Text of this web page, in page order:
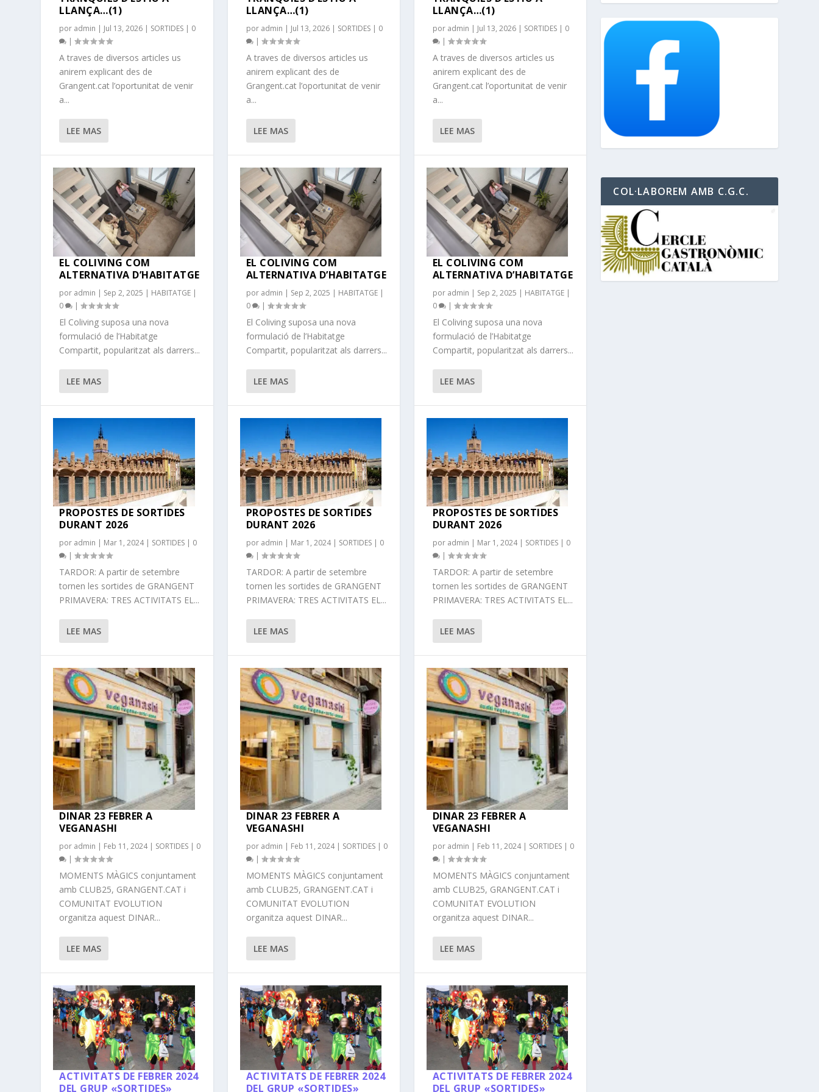
LLANÇA…(1)
por admin Jul 13, 2026 SORTIDES
0
|
A traves de diversos articles us
anirem explicant des de
Grangent.cat l’oportunitat de venir
a...
LEE MAS
EL COLIVING COM
ALTERNATIVA D’HABITATGE
por admin | Sep 2, 2025 | HABITATGE |
0
|
El Coliving suposa una nova
formulació de l’Habitatge
Compartit, popularitzat als darrers...
LEE MAS
PROPOSTES DE SORTIDES
DURANT 2026
por admin | Mar 1, 2024| SORTIDES | 0
|
TARDOR: A partir de setembre
tornen les sortides de GRANGENT
PRIMAVERA: TRES ACTIVITATS EL...
LEE MAS
DINAR 23 FEBRER A
VEGANASHI
por admin | Feb 11, 2024| SORTIDES | 0
|
MOMENTS MÀGICS conjuntament
amb CLUB25, GRANGENT.CAT i
COMUNITAT EVOLUTION
organitza aquest DINAR...
LEE MAS
ACTIVITATS DE FEBRER 2024
DEL GRUP «SORTIDES»
LLANÇA…(1)
por admin Jul 13, 2026| SORTIDES| 0
|
A traves de diversos articles us
anirem explicant des de
Grangent.cat l’oportunitat de venir
a...
LEE MAS
EL COLIVING COM
ALTERNATIVA D’HABITATGE
por admin | Sep 2, 2025 | HABITATGE|
0
|
El Coliving suposa una nova
formulació de l’Habitatge
Compartit, popularitzat als darrers...
LEE MAS
PROPOSTES DE SORTIDES
DURANT 2026
por admin | Mar 1, 2024| SORTIDES| 0
|
TARDOR: A partir de setembre
tornen les sortides de GRANGENT
PRIMAVERA: TRES ACTIVITATS EL...
LEE MAS
DINAR 23 FEBRER A
VEGANASHI
por admin | Feb 11, 2024| SORTIDES| 0
|
MOMENTS MÀGICS conjuntament
amb CLUB25, GRANGENT.CAT i
COMUNITAT EVOLUTION
organitza aquest DINAR...
LEE MAS
ACTIVITATS DE FEBRER 2024
DEL GRUP «SORTIDES»
LLANÇA…(1)
por admin Jul 13, 2026| SORTIDES| 0
|
A traves de diversos articles us
anirem explicant des de
Grangent.cat l’oportunitat de venir
a...
LEE MAS
EL COLIVING COM
ALTERNATIVA D’HABITATGE
por admin | Sep 2, 2025 | HABITATGE|
0
|
El Coliving suposa una nova
formulació de l’Habitatge
Compartit, popularitzat als darrers...
LEE MAS
PROPOSTES DE SORTIDES
DURANT 2026
por admin | Mar 1, 2024| SORTIDES| 0
|
TARDOR: A partir de setembre
tornen les sortides de GRANGENT
PRIMAVERA: TRES ACTIVITATS EL...
LEE MAS
DINAR 23 FEBRER A
VEGANASHI
por admin | Feb 11, 2024| SORTIDES| 0
|
MOMENTS MÀGICS conjuntament
amb CLUB25, GRANGENT.CAT i
COMUNITAT EVOLUTION
organitza aquest DINAR...
LEE MAS
ACTIVITATS DE FEBRER 2024
DEL GRUP «SORTIDES»
COL·LABOREM AMB C.G.C.